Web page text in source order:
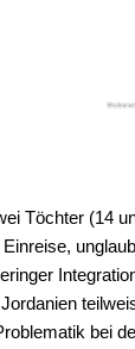
Töchter (14
bei